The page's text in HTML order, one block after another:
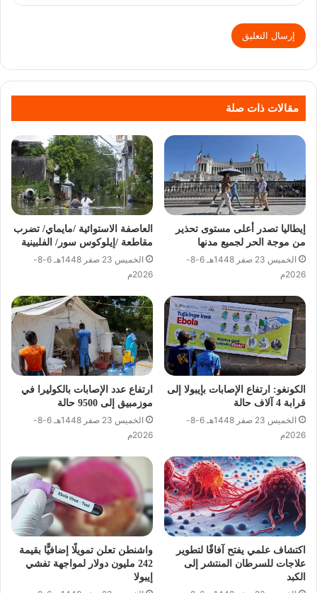
مقالات ذات صلة
إيطاليا تصدر أعلى مستوى تحذير
من موجة الحر لجميع مدنها
الخميس 23 صفر 1448هـ 6-8-
2026م
العاصفة الاستوائية /مايماي/ تضرب
مقاطعة /إيلوكوس سور/ الفلبينية
الخميس 23 صفر 1448هـ 6-8-
2026م
الكونغو: ارتفاع الإصابات بإيبولا إلى
قرابة 4 آلاف حالة
الخميس 23 صفر 1448هـ 6-8-
2026م
ارتفاع عدد الإصابات بالكوليرا في
موزمبيق إلى 9500 حالة
الخميس 23 صفر 1448هـ 6-8-
2026م
اكتشاف علمي يفتح آفاقًا لتطوير
علاجات للسرطان المنتشر إلى
الكبد
واشنطن تعلن تمويلًا إضافيًّا بقيمة
242 مليون دولار لمواجهة تفشي
إيبولا